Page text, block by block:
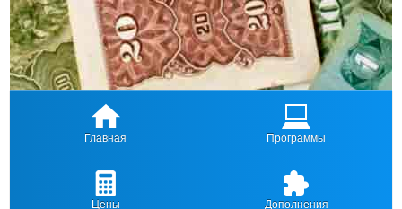
Главная Программы
Цены Дополнения